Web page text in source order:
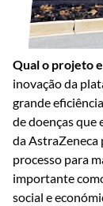
Qual o projeto
inovação da
grande
de doenças que
da AstraZeneca
processo para
importante
social e